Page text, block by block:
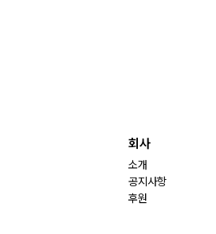
회사
소개
공지사항
후원